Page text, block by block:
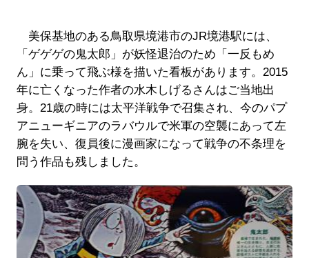
美保基地のある鳥取県境港市のJR境港駅には、
「ゲゲゲの鬼太郎」が妖怪退治のため「一反もめ
ん」に乗って飛ぶ様を描いた看板があります。2015
年に亡くなった作者の水木しげるさんはご当地出
身。21歳の時には太平洋戦争で召集され、今のパプ
アニューギニアのラバウルで米軍の空襲にあって左
腕を失い、復員後に漫画家になって戦争の不条理を
問う作品も残しました。